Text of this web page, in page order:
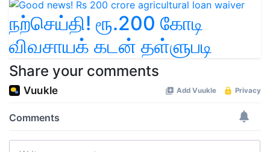
நற்செய்தி! ரூ.200 கோடி
விவசாயக் கடன் தள்ளுபடி
Share your comments